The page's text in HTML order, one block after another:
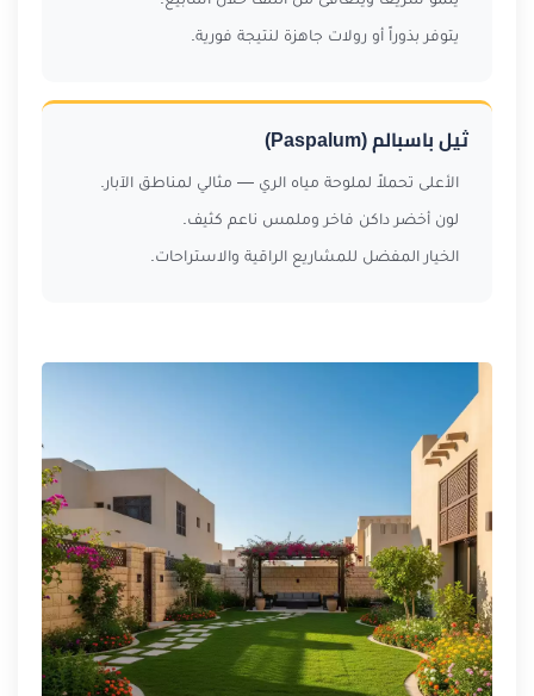
يتوفر بذوراً أو رولات جاهزة لنتيجة فورية.
ثيل باسبالم (Paspalum)
الأعلى تحملاً لملوحة مياه الري — مثالي لمناطق الآبار.
لون أخضر داكن فاخر وملمس ناعم كثيف.
الخيار المفضل للمشاريع الراقية والاستراحات.